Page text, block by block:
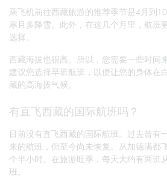
乘飞机前往西藏旅游的推荐季节是4月到
寒且多降雪。此外，在这几个月里，航班
选择。
西藏海拔也很高。所以，您需要一些时间
建议您选择早班航班，以便让您的身体在
藏的高海拔气候。
有直飞西藏的国际航班吗？
目前没有直飞西藏的国际航班。过去曾有
来的航班，但至今尚未恢复。从加德满都
个半小时。在旅游旺季，每天大约有两班
班。